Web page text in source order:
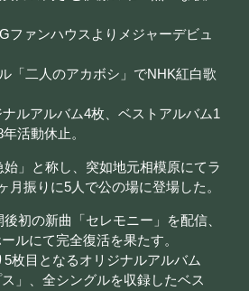
ファンハウスよりメジャーデビュ
「二人のアカボシ」でNHK紅白歌
ルアルバム4枚、ベストアルバム1
活動休止。
」と称し、突如地元相模原にてラ
月振りに5人で公の場に登場した。
初の新曲「セレモニー」を配信、
ルにて完全復活を果たす。
枚目となるオリジナルアルバム
ス」、全シングルを収録したベス